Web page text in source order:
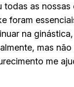
todas as
foram
na
mas
me